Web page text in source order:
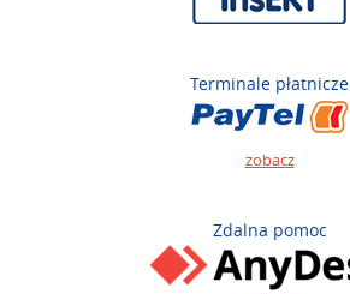
Terminale płatnicze
zobacz
Zdalna pomoc